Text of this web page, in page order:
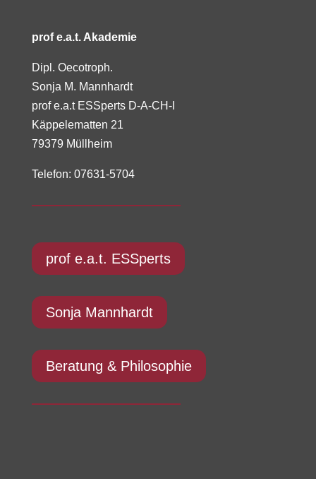
prof e.a.t. Akademie
Dipl. Oecotroph.
Sonja M. Mannhardt
prof e.a.t ESSperts D-A-CH-I
Käppelematten 21
79379 Müllheim
Telefon: 07631-5704
prof e.a.t. ESSperts
Sonja Mannhardt
Beratung & Philosophie